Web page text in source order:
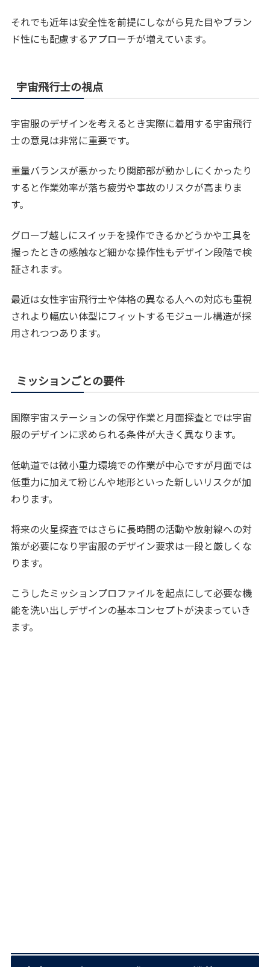
それでも近年は安全性を前提にしながら見た目やブラン
ド性にも配慮するアプローチが増えています。
宇宙飛行士の視点
宇宙服のデザインを考えるとき実際に着用する宇宙飛行
士の意見は非常に重要です。
重量バランスが悪かったり関節部が動かしにくかったり
すると作業効率が落ち疲労や事故のリスクが高まりま
す。
グローブ越しにスイッチを操作できるかどうかや工具を
握ったときの感触など細かな操作性もデザイン段階で検
証されます。
最近は女性宇宙飛行士や体格の異なる人への対応も重視
されより幅広い体型にフィットするモジュール構造が採
用されつつあります。
ミッションごとの要件
国際宇宙ステーションの保守作業と月面探査とでは宇宙
服のデザインに求められる条件が大きく異なります。
低軌道では微小重力環境での作業が中心ですが月面では
低重力に加えて粉じんや地形といった新しいリスクが加
わります。
将来の火星探査ではさらに長時間の活動や放射線への対
策が必要になり宇宙服のデザイン要求は一段と厳しくな
ります。
こうしたミッションプロファイルを起点にして必要な機
能を洗い出しデザインの基本コンセプトが決まっていき
ます。